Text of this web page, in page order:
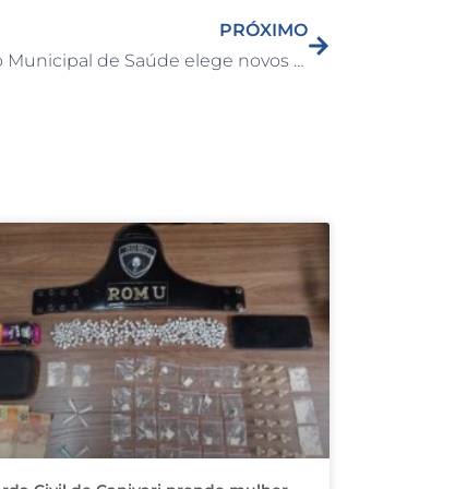
PRÓXIMO
Conselho Municipal de Saúde elege novos delegados